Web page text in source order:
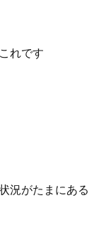
れです
況がたまにある